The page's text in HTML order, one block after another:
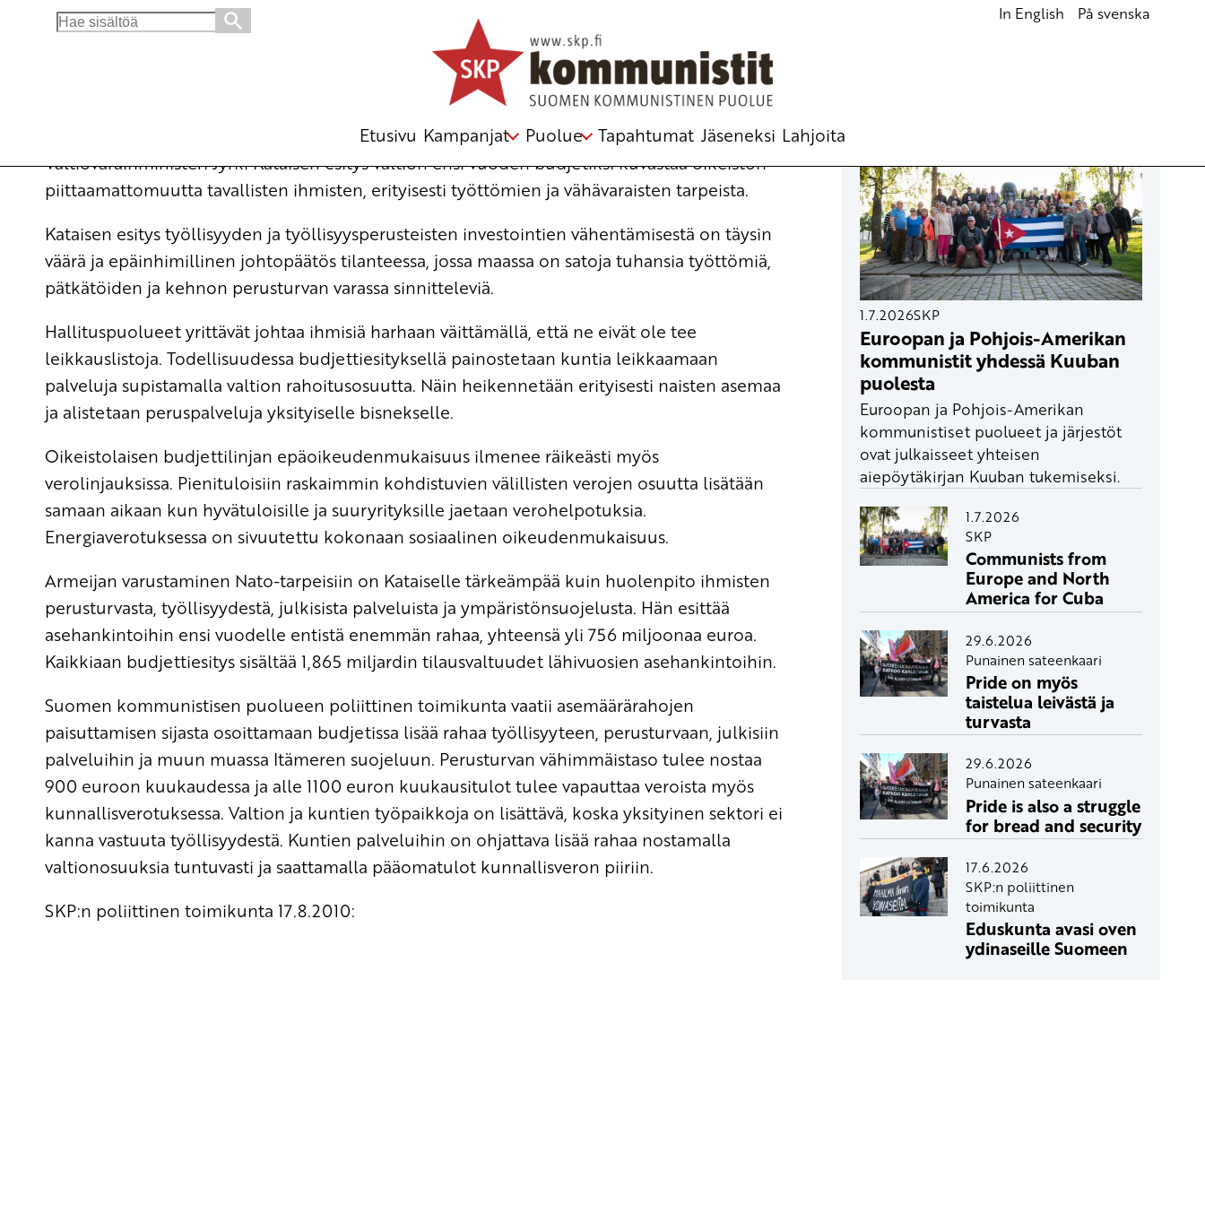
Search
In English På svenska
Etusivu Kampanjat Puolue Tapahtumat Jäseneksi Lahjoita
Aseiden sijasta lisättävä rahaa työllisyyteen ja perusturvaan
Valtiovarainministeri Jyrki Kataisen esitys valtion ensi vuoden budjetiksi kuvastaa oikeiston
piittaamattomuutta tavallisten ihmisten, erityisesti työttömien ja vähävaraisten tarpeista.
Kataisen esitys työllisyyden ja työllisyysperusteisten investointien vähentämisestä on täysin
väärä ja epäinhimillinen johtopäätös tilanteessa, jossa maassa on satoja tuhansia työttömiä,
pätkätöiden ja kehnon perusturvan varassa sinnitteleviä.
Hallituspuolueet yrittävät johtaa ihmisiä harhaan väittämällä, että ne eivät ole tee
leikkauslistoja. Todellisuudessa budjettiesityksellä painostetaan kuntia leikkaamaan
palveluja supistamalla valtion rahoitusosuutta. Näin heikennetään erityisesti naisten asemaa
ja alistetaan peruspalveluja yksityiselle bisnekselle.
Oikeistolaisen budjettilinjan epäoikeudenmukaisuus ilmenee räikeästi myös
verolinjauksissa. Pienituloisiin raskaimmin kohdistuvien välillisten verojen osuutta lisätään
samaan aikaan kun hyvätuloisille ja suuryrityksille jaetaan verohelpotuksia.
Energiaverotuksessa on sivuutettu kokonaan sosiaalinen oikeudenmukaisuus.
Armeijan varustaminen Nato-tarpeisiin on Kataiselle tärkeämpää kuin huolenpito ihmisten
perusturvasta, työllisyydestä, julkisista palveluista ja ympäristönsuojelusta. Hän esittää
asehankintoihin ensi vuodelle entistä enemmän rahaa, yhteensä yli 756 miljoonaa euroa.
Kaikkiaan budjettiesitys sisältää 1,865 miljardin tilausvaltuudet lähivuosien asehankintoihin.
Suomen kommunistisen puolueen poliittinen toimikunta vaatii asemäärärahojen
paisuttamisen sijasta osoittamaan budjetissa lisää rahaa työllisyyteen, perusturvaan, julkisiin
palveluihin ja muun muassa Itämeren suojeluun. Perusturvan vähimmäistaso tulee nostaa
900 euroon kuukaudessa ja alle 1100 euron kuukausitulot tulee vapauttaa veroista myös
kunnallisverotuksessa. Valtion ja kuntien työpaikkoja on lisättävä, koska yksityinen sektori ei
kanna vastuuta työllisyydestä. Kuntien palveluihin on ohjattava lisää rahaa nostamalla
valtionosuuksia tuntuvasti ja saattamalla pääomatulot kunnallisveron piiriin.
SKP:n poliittinen toimikunta 17.8.2010:
1.7.2026SKP
Euroopan ja Pohjois-Amerikan
kommunistit yhdessä Kuuban
puolesta
Euroopan ja Pohjois-Amerikan
kommunistiset puolueet ja järjestöt
ovat julkaisseet yhteisen
aiepöytäkirjan Kuuban tukemiseksi.
1.7.2026
SKP
Communists from
Europe and North
America for Cuba
29.6.2026
Punainen sateenkaari
Pride on myös
taistelua leivästä ja
turvasta
29.6.2026
Punainen sateenkaari
Pride is also a struggle
for bread and security
17.6.2026
SKP:n poliittinen
toimikunta
Eduskunta avasi oven
ydinaseille Suomeen